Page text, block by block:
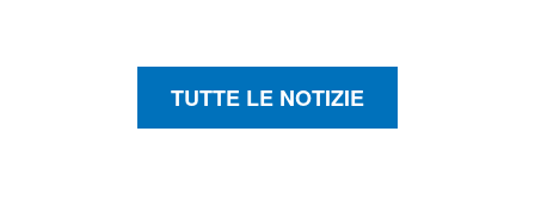
TUTTE LE NOTIZIE